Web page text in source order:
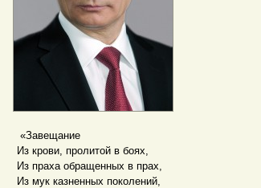
«Завещание
Из крови, пролитой в боях,
Из праха обращенных в прах,
Из мук казненных поколений,